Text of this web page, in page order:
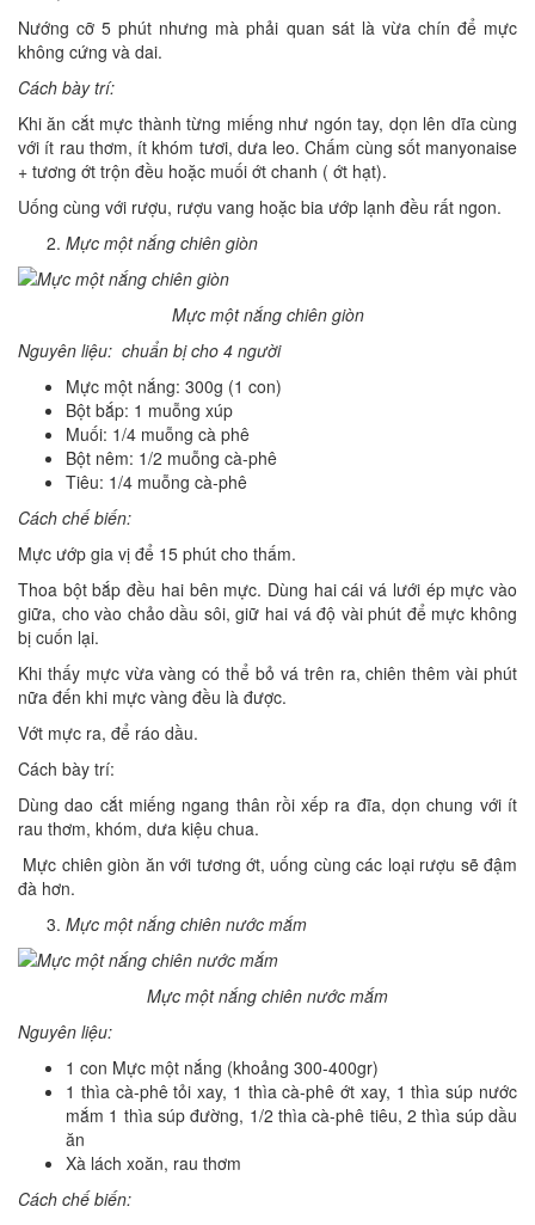
Nướng cỡ 5 phút nhưng mà phải quan sát là vừa chín để mực
không cứng và dai.
Cách bày trí:
Khi ăn cắt mực thành từng miếng như ngón tay, dọn lên dĩa cùng
với ít rau thơm, ít khóm tươi, dưa leo. Chấm cùng sốt manyonaise
+ tương ớt trộn đều hoặc muối ớt chanh ( ớt hạt).
Uống cùng với rượu, rượu vang hoặc bia ướp lạnh đều rất ngon.
Mực một nắng chiên giòn
Mực một nắng chiên giòn
Nguyên liệu: chuẩn bị cho 4 người
Mực một nắng: 300g (1 con)
Bột bắp: 1 muỗng xúp
Muối: 1/4 muỗng cà phê
Bột nêm: 1/2 muỗng cà-phê
Tiêu: 1/4 muỗng cà-phê
Cách chế biến:
Mực ướp gia vị để 15 phút cho thấm.
Thoa bột bắp đều hai bên mực. Dùng hai cái vá lưới ép mực vào
giữa, cho vào chảo dầu sôi, giữ hai vá độ vài phút để mực không
bị cuốn lại.
Khi thấy mực vừa vàng có thể bỏ vá trên ra, chiên thêm vài phút
nữa đến khi mực vàng đều là được.
Vớt mực ra, để ráo dầu.
Cách bày trí:
Dùng dao cắt miếng ngang thân rồi xếp ra đĩa, dọn chung với ít
rau thơm, khóm, dưa kiệu chua.
Mực chiên giòn ăn với tương ớt, uống cùng các loại rượu sẽ đậm
đà hơn.
Mực một nắng chiên nước mắm
Mực một nắng chiên nước mắm
Nguyên liệu:
1 con Mực một nắng (khoảng 300-400gr)
1 thìa cà-phê tỏi xay, 1 thìa cà-phê ớt xay, 1 thìa súp nước
mắm 1 thìa súp đường, 1/2 thìa cà-phê tiêu, 2 thìa súp dầu
ăn
Xà lách xoăn, rau thơm
Cách chế biến: